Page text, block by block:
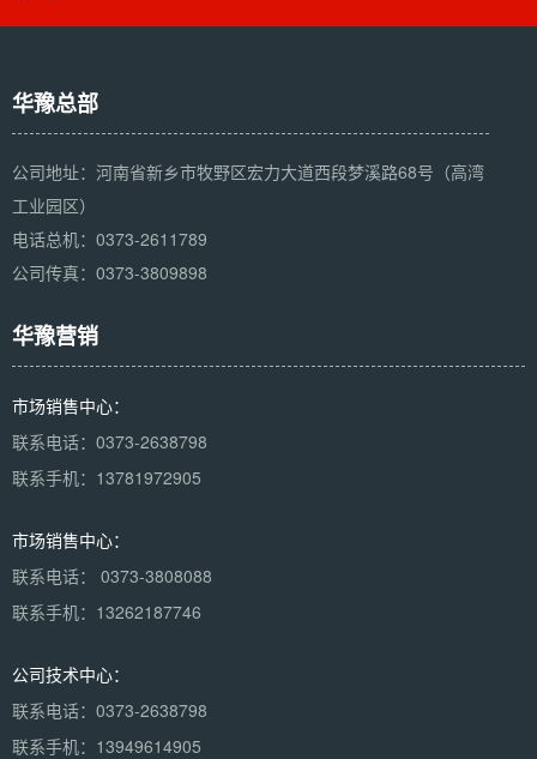
华豫总部
公司地址：河南省新乡市牧野区宏力大道西段梦溪路68号（高湾
工业园区）
电话总机：0373-2611789
公司传真：0373-3809898
华豫营销
市场销售中心：
联系电话：0373-2638798
联系手机：13781972905
市场销售中心：
联系电话： 0373-3808088
联系手机：13262187746
公司技术中心：
联系电话：0373-2638798
联系手机：13949614905